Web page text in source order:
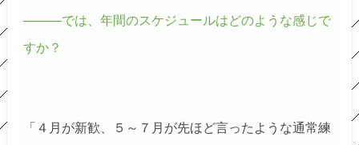
―――では、年間のスケジュールはどのような感じで
すか？
「４月が新歓、５～７月が先ほど言ったような通常練